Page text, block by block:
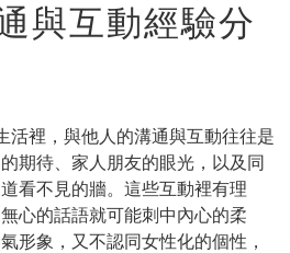
與互動經驗分
活裡，與他人的溝通與互動往往是
期待、家人朋友的眼光，以及同
看不見的牆。這些互動裡有理
心的話語就可能刺中內心的柔
形象，又不認同女性化的個性，